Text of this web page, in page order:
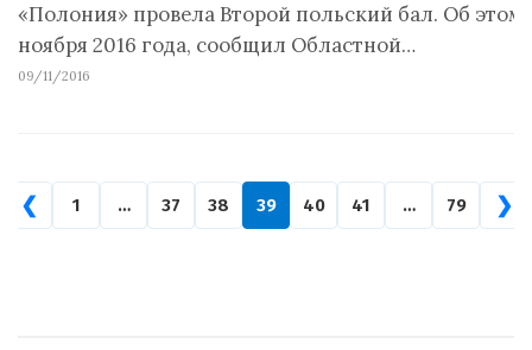
«Полония» провела Второй польский бал. Об этом
ноября 2016 года, сообщил Областной…
09/11/2016
❮ 1 … 37 38 39 40 41 … 79 ❯